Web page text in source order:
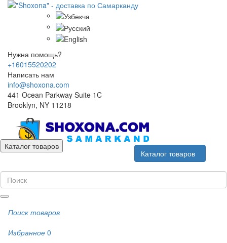
Нужна помощь?
+16015520202
Написать нам
info@shoxona.com
441 Ocean Parkway Suite 1C
Brooklyn, NY 11218
Каталог товаров
Каталог товаров
Поиск товаров
Избранное 0